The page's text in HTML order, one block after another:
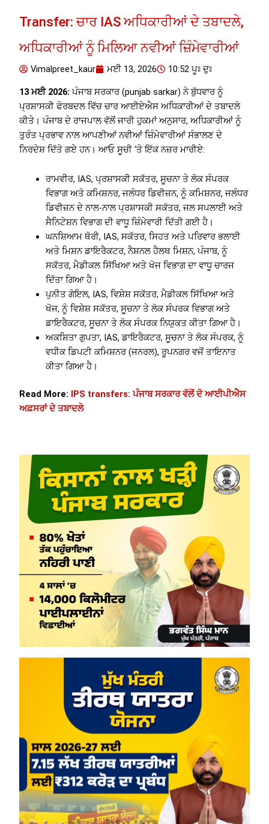
Transfer: ਚਾਰ IAS ਅਧਿਕਾਰੀਆਂ ਦੇ ਤਬਾਦਲੇ,
ਅਧਿਕਾਰੀਆਂ ਨੂੰ ਮਿਲਿਆ ਨਵੀਆਂ ਜ਼ਿੰਮੇਵਾਰੀਆਂ
Vimalpreet_kaur ਮਈ 13, 2026 10:52 ਪੂਃ ਦੁਃ
13 ਮਈ 2026: ਪੰਜਾਬ ਸਰਕਾਰ (punjab sarkar) ਨੇ ਬੁੱਧਵਾਰ ਨੂੰ
ਪ੍ਰਸ਼ਾਸਕੀ ਫੇਰਬਦਲ ਵਿੱਚ ਚਾਰ ਆਈਏਐਸ ਅਧਿਕਾਰੀਆਂ ਦੇ ਤਬਾਦਲੇ
ਕੀਤੇ। ਪੰਜਾਬ ਦੇ ਰਾਜਪਾਲ ਵੱਲੋਂ ਜਾਰੀ ਹੁਕਮਾਂ ਅਨੁਸਾਰ, ਅਧਿਕਾਰੀਆਂ ਨੂੰ
ਤੁਰੰਤ ਪ੍ਰਭਾਵ ਨਾਲ ਆਪਣੀਆਂ ਨਵੀਆਂ ਜ਼ਿੰਮੇਵਾਰੀਆਂ ਸੰਭਾਲਣ ਦੇ
ਨਿਰਦੇਸ਼ ਦਿੱਤੇ ਗਏ ਹਨ। ਆਓ ਸੂਚੀ ‘ਤੇ ਇੱਕ ਨਜ਼ਰ ਮਾਰੀਏ:
ਰਾਮਵੀਰ, IAS, ਪ੍ਰਸ਼ਾਸਕੀ ਸਕੱਤਰ, ਸੂਚਨਾ ਤੇ ਲੋਕ ਸੰਪਰਕ
ਵਿਭਾਗ ਅਤੇ ਕਮਿਸ਼ਨਰ, ਜਲੰਧਰ ਡਿਵੀਜ਼ਨ, ਨੂੰ ਕਮਿਸ਼ਨਰ, ਜਲੰਧਰ
ਡਿਵੀਜ਼ਨ ਦੇ ਨਾਲ-ਨਾਲ ਪ੍ਰਸ਼ਾਸਕੀ ਸਕੱਤਰ, ਜਲ ਸਪਲਾਈ ਅਤੇ
ਸੈਨਿਟੇਸ਼ਨ ਵਿਭਾਗ ਦੀ ਵਾਧੂ ਜ਼ਿੰਮੇਵਾਰੀ ਦਿੱਤੀ ਗਈ ਹੈ।
ਘਨਸ਼ਿਆਮ ਥੋਰੀ, IAS, ਸਕੱਤਰ, ਸਿਹਤ ਅਤੇ ਪਰਿਵਾਰ ਭਲਾਈ
ਅਤੇ ਮਿਸ਼ਨ ਡਾਇਰੈਕਟਰ, ਨੈਸ਼ਨਲ ਹੈਲਥ ਮਿਸ਼ਨ, ਪੰਜਾਬ, ਨੂੰ
ਸਕੱਤਰ, ਮੈਡੀਕਲ ਸਿੱਖਿਆ ਅਤੇ ਖੋਜ ਵਿਭਾਗ ਦਾ ਵਾਧੂ ਚਾਰਜ
ਦਿੱਤਾ ਗਿਆ ਹੈ।
ਪੁਨੀਤ ਗੋਇਲ, IAS, ਵਿਸ਼ੇਸ਼ ਸਕੱਤਰ, ਮੈਡੀਕਲ ਸਿੱਖਿਆ ਅਤੇ
ਖੋਜ, ਨੂੰ ਵਿਸ਼ੇਸ਼ ਸਕੱਤਰ, ਸੂਚਨਾ ਤੇ ਲੋਕ ਸੰਪਰਕ ਵਿਭਾਗ ਅਤੇ
ਡਾਇਰੈਕਟਰ, ਸੂਚਨਾ ਤੇ ਲੋਕ ਸੰਪਰਕ ਨਿਯੁਕਤ ਕੀਤਾ ਗਿਆ ਹੈ।
ਅਕਸ਼ਿਤਾ ਗੁਪਤਾ, IAS, ਡਾਇਰੈਕਟਰ, ਸੂਚਨਾ ਤੇ ਲੋਕ ਸੰਪਰਕ, ਨੂੰ
ਵਧੀਕ ਡਿਪਟੀ ਕਮਿਸ਼ਨਰ (ਜਨਰਲ), ਰੂਪਨਗਰ ਵਜੋਂ ਤਾਇਨਾਤ
ਕੀਤਾ ਗਿਆ ਹੈ।
Read More: IPS transfers: ਪੰਜਾਬ ਸਰਕਾਰ ਵੱਲੋਂ ਦੋ ਆਈਪੀਐਸ
ਅਫ਼ਸਰਾਂ ਦੇ ਤਬਾਦਲੇ